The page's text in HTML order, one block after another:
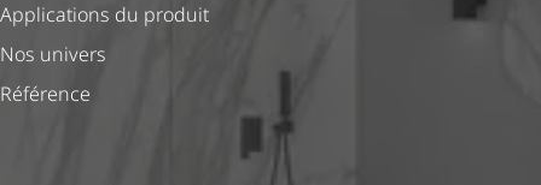
Applications du produit
Nos univers
Référence